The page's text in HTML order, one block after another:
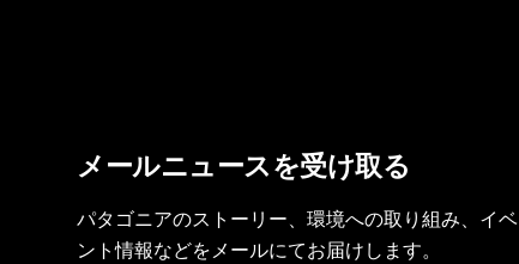
メールニュースを受け取る
パタゴニアのストーリー、環境への取り組み、イベ
ント情報などをメールにてお届けします。